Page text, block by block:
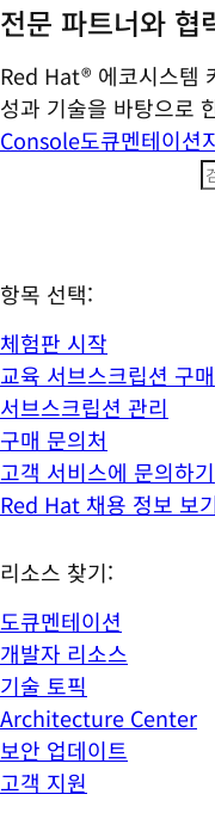
전문 파트너와 협
Red Hat® 에코시스템
성과 기술을 바탕으로
Console도큐멘테이션
항목 선택:
체험판 시작
교육 서브스크립션 구매
서브스크립션 관리
구매 문의처
고객 서비스에 문의하기
Red Hat 채용 정보 보
리소스 찾기:
도큐멘테이션
개발자 리소스
기술 토픽
Architecture Center
보안 업데이트
고객 지원